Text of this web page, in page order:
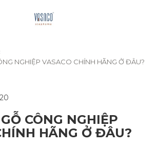
NGHIỆP VASACO CHÍNH HÃNG Ở ĐÂU?
CÔNG NGHIỆP
HÃNG Ở ĐÂU?